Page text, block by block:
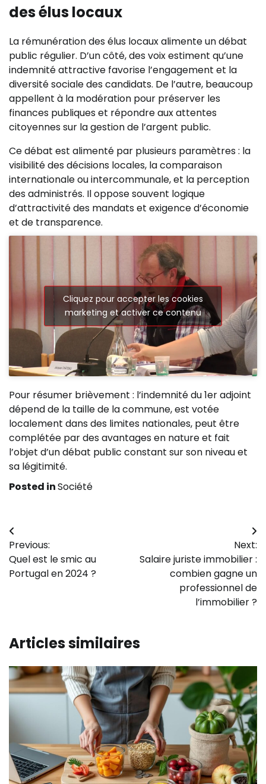
des élus locaux
La rémunération des élus locaux alimente un débat
public régulier. D’un côté, des voix estiment qu’une
indemnité attractive favorise l’engagement et la
diversité sociale des candidats. De l’autre, beaucoup
appellent à la modération pour préserver les
finances publiques et répondre aux attentes
citoyennes sur la gestion de l’argent public.
Ce débat est alimenté par plusieurs paramètres : la
visibilité des décisions locales, la comparaison
internationale ou intercommunale, et la perception
des administrés. Il oppose souvent logique
d’attractivité des mandats et exigence d’économie
et de transparence.
Cliquez pour accepter les cookies
marketing et activer ce contenu
Pour résumer brièvement : l’indemnité du 1er adjoint
dépend de la taille de la commune, est votée
localement dans des limites nationales, peut être
complétée par des avantages en nature et fait
l’objet d’un débat public constant sur son niveau et
sa légitimité.
Posted inSociété
Navigation
de
l’article
Previous:
Quel est le smic au
Portugal en 2024 ?
Next:
Salaire juriste immobilier :
combien gagne un
professionnel de
l’immobilier ?
Articles similaires